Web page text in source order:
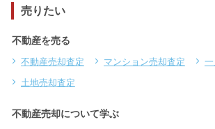
売りたい
不動産を売る
不動産売却査定 マンション売却査定
土地売却査定
不動産売却について学ぶ